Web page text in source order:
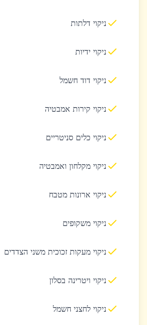
ניקוי דלתות
ניקוי ידיות
ניקוי דוד חשמל
ניקוי קירות אמבטיה
ניקוי כלים סניטריים
ניקוי מקלחון ואמבטיה
ניקוי ארונות מטבח
ניקוי משקופים
ניקוי מעקות זכוכית משני הצדדים
ניקוי ויטרינה בסלון
ניקוי לחצני חשמל